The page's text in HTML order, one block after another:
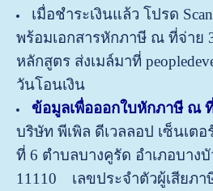
เมื่อชำระเงินแล้ว โปรด
พร้อมเอกสารหักภาษี ณ ที่จ่าย
หลักสูตร ส่งเมล์มาที่
วันโอนเงิน
ข้อมูลเพื่อออกใบหักภาษี ณ
บริษัท พีเพิล ดีเวลลอป เซ็นเตอ
ที่ 6 ตำบลบางคูรัด อำเภอบาง
11110
เลขประจำตัวผู้เสียภา